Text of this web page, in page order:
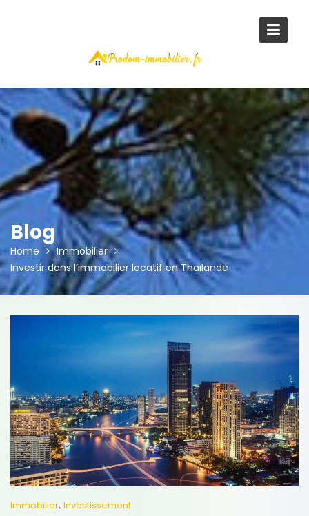
Blog
Home
Immobilier
Investir dans l’immobilier locatif en Thaïlande
Immobilier, Investissement